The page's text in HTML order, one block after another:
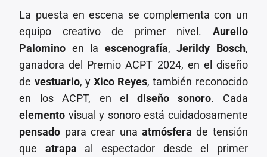
La puesta en escena se complementa con un
equipo creativo de primer nivel. Aurelio
Palomino en la escenografía,Jerildy Bosch,
ganadora del Premio ACPT 2024, en el diseño
de vestuario, yXico Reyes, también reconocido
en los ACPT, en el diseño sonoro. Cada
elemento visual y sonoro está cuidadosamente
pensado para crear una atmósfera de tensión
que atrapa al espectador desde el primer